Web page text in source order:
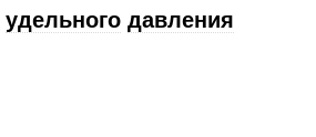
удельного давления